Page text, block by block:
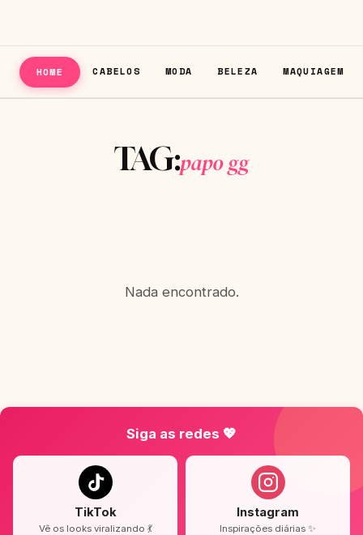
HOME CABELOS MODA BELEZA MAQUIAGEM
TAG:papo gg
Nada encontrado.
Siga as redes 💖
TikTok
Vê os looks viralizando 💃
Instagram
Inspirações diárias ✨